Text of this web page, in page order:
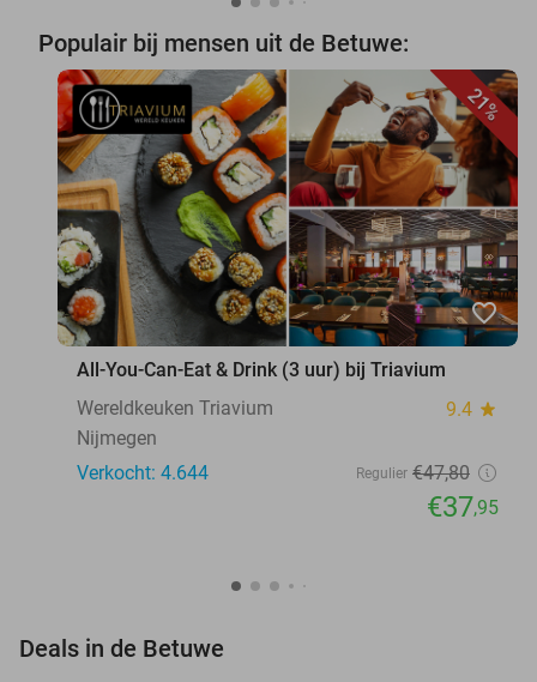
Populair bij mensen uit de Betuwe:
21%
favorite_border
All-You-Can-Eat & Drink (3 uur) bij Triavium
Wereldkeuken Triavium
9.4 star
Nijmegen
Verkocht: 4.644
Regulier €47,80
€37,95
Deals in de Betuwe